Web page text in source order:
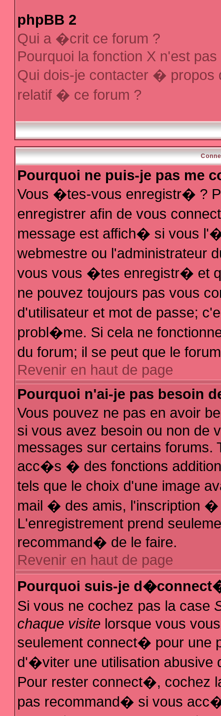
phpBB 2
Qui a �crit ce forum ?
Pourquoi la fonction X n'est
Qui dois-je contacter �
relatif � ce forum ?
Pourquoi ne puis-je pas me
Vous �tes-vous enregistr� ?
enregistrer afin de vous
message est affich� si vous
webmestre ou l'administrateur
vous vous �tes enregistr� et
ne pouvez toujours pas vous
d'utilisateur et mot de passe;
probl�me. Si cela ne
du forum; il se peut que le
Revenir en haut de page
Pourquoi n'ai-je pas besoin
Vous pouvez ne pas en avoir
si vous avez besoin ou non de
messages sur certains forums.
acc�s � des fonctions
tels que le choix d'une image
mail � des amis, l'inscription �
L'enregistrement prend
recommand� de le faire.
Revenir en haut de page
Pourquoi suis-je
Si vous ne cochez pas la case
chaque visite lorsque vous
seulement connect� pour
d'�viter une utilisation abusive
Pour rester connect�, cochez
pas recommand� si vous